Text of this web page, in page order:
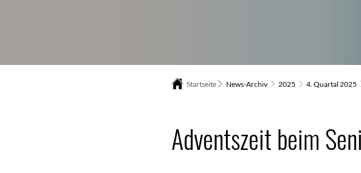
Startseite News-Archiv 2025 4. Quartal 2025
Adventszeit beim